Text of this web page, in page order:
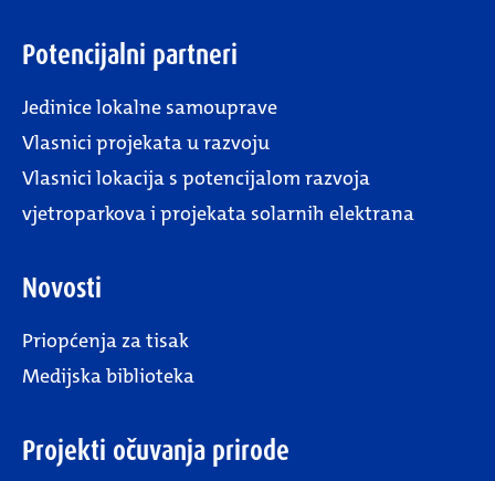
Potencijalni partneri
Jedinice lokalne samouprave
Vlasnici projekata u razvoju
Vlasnici lokacija s potencijalom razvoja
vjetroparkova i projekata solarnih elektrana
Novosti
Priopćenja za tisak
Medijska biblioteka
Projekti očuvanja prirode